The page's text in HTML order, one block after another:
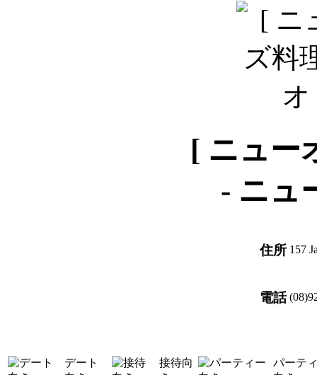
[ ニュー
- ニュ
住所 157
電話
デート
接待向
パーテ